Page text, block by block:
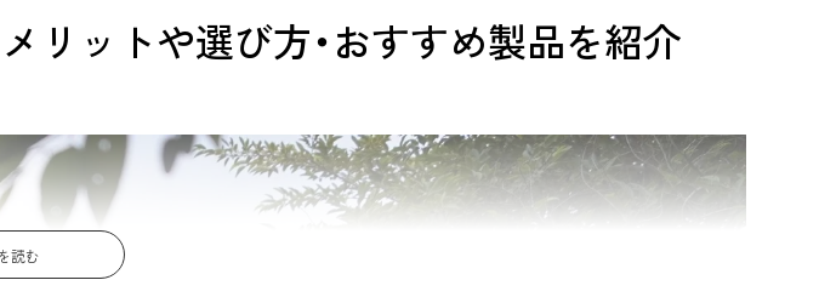
リットや選び方・おすすめ製品を紹介
読む